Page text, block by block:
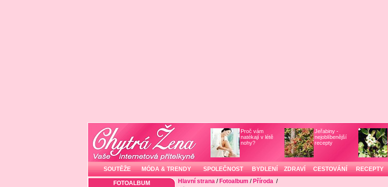
Proč vám
natékají v létě
nohy?
Jeřabiny -
nejoblíbenější
recepty
SOUTĚŽE MÓDA & TRENDY SPOLEČNOST BYDLENÍ ZDRAVÍ CESTOVÁNÍ RECEPTY
FOTOALBUM Hlavní strana/ Fotoalbum / Příroda /